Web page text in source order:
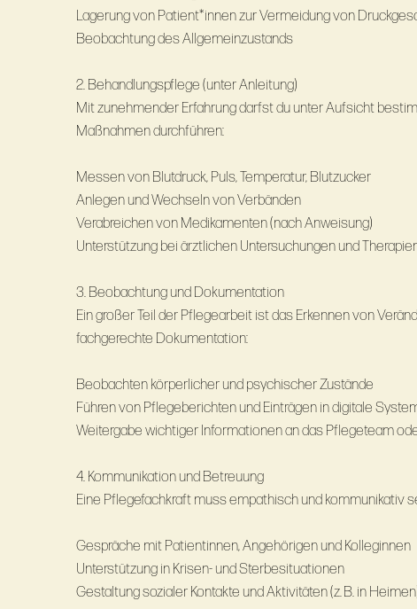
Lagerung von Patient*innen zur Vermeidung von
Beobachtung des Allgemeinzustands
2. Behandlungspflege (unter Anleitung)
Mit zunehmender Erfahrung darfst du unter Aufsicht
Maßnahmen durchführen:
Messen von Blutdruck, Puls, Temperatur, Blutzucker
Anlegen und Wechseln von Verbänden
Verabreichen von Medikamenten (nach Anweisung)
Unterstützung bei ärztlichen Untersuchungen und
3. Beobachtung und Dokumentation
Ein großer Teil der Pflegearbeit ist das Erkennen von
fachgerechte Dokumentation:
Beobachten körperlicher und psychischer Zustände
Führen von Pflegeberichten und Einträgen in digitale
Weitergabe wichtiger Informationen an das Pflegeteam
4. Kommunikation und Betreuung
Eine Pflegefachkraft muss empathisch und kommunikativ
Gespräche mit Patientinnen, Angehörigen und Kolleginnen
Unterstützung in Krisen- und Sterbesituationen
Gestaltung sozialer Kontakte und Aktivitäten (z. B. in